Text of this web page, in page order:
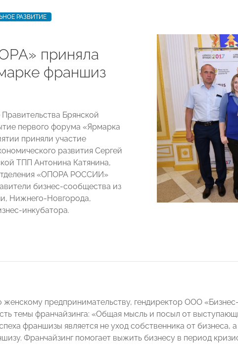
РАЗВИТИЕ
приняла
франшиз
Брянской
первого форума «Ярмарка
приняли участие
развития Сергей
ТПП Антонина Катянина,
«ОПОРА РОССИИ»
бизнес-сообщества из
Нижнего-Новгорода,
инкубатора.
женскому предпринимательству, гендиректор ООО
темы франчайзинга: «Общая мысль и посыл от
франшизы является не уход собственника от бизнеса,
Франчайзинг помогает выжить бизнесу в период